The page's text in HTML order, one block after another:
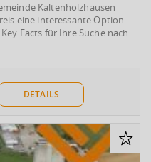
Kaltenholzhausen
eine interessante Option
Facts für Ihre Suche nach
DETAILS